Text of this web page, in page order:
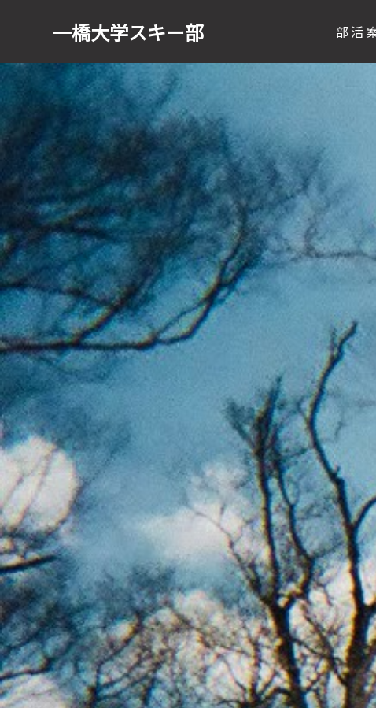
一橋大学スキー部 部活